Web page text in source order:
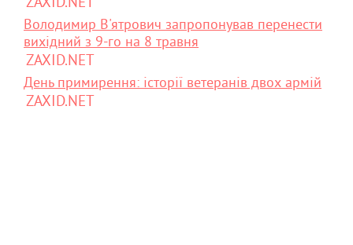
Володимир В'ятрович запропонував перенести
вихідний з 9-го на 8 травня
ZAXID.NET
День примирення: історії ветеранів двох армій
ZAXID.NET